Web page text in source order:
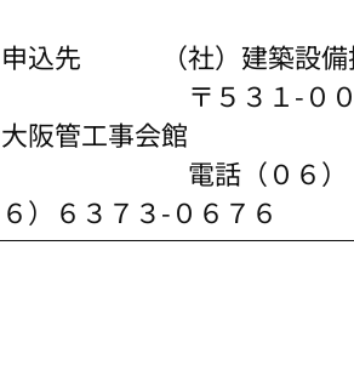
申込先 （社）建築設備
〒５３１-００７２
大阪管工事会館
電話（０６）６３
６）６３７３-０６７６